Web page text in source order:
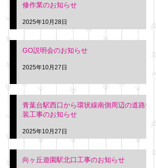
修作業のお知らせ
2025年10月28日
GO説明会のお知らせ
2025年10月27日
青葉台駅西口から環状線南側周辺の道路舗
装工事のお知らせ
2025年10月27日
向ヶ丘遊園駅北口工事のお知らせ